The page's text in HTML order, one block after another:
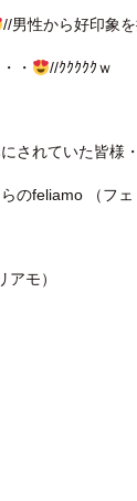
//男性から好印象
・ //ｸｸｸｸｸｗ
されていた皆様
のfeliamo （フ
モ）